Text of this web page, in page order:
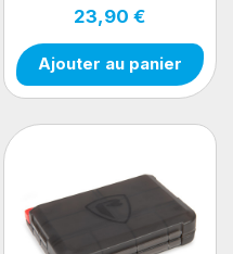
23,90 €
Ajouter au panier